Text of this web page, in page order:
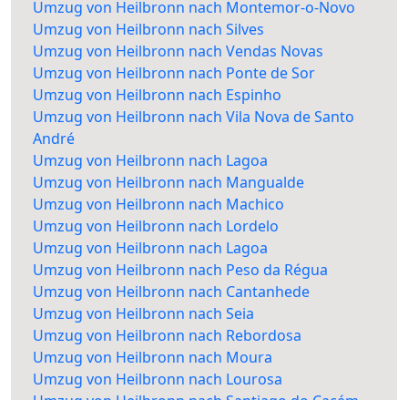
Umzug von Heilbronn nach Montemor-o-Novo
Umzug von Heilbronn nach Silves
Umzug von Heilbronn nach Vendas Novas
Umzug von Heilbronn nach Ponte de Sor
Umzug von Heilbronn nach Espinho
Umzug von Heilbronn nach Vila Nova de Santo
André
Umzug von Heilbronn nach Lagoa
Umzug von Heilbronn nach Mangualde
Umzug von Heilbronn nach Machico
Umzug von Heilbronn nach Lordelo
Umzug von Heilbronn nach Lagoa
Umzug von Heilbronn nach Peso da Régua
Umzug von Heilbronn nach Cantanhede
Umzug von Heilbronn nach Seia
Umzug von Heilbronn nach Rebordosa
Umzug von Heilbronn nach Moura
Umzug von Heilbronn nach Lourosa